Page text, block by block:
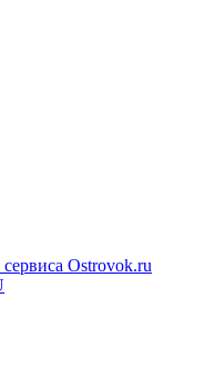
Ostrovok.ru